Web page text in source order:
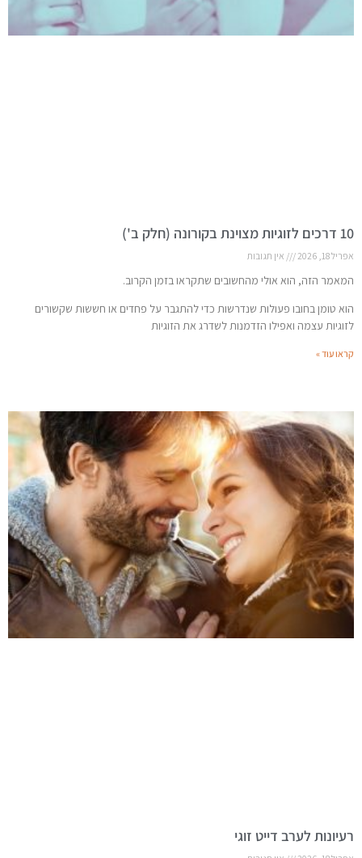
10 דרכים לזוגיות מצוינת בקורונה (חלק ב')
אפריל 18, 2026 אין תגובות
המאמר הזה, הוא אולי מהחשובים שתקראו בזמן הקרוב.
הוא טומן בחובו פעולות שנדרשות כדי להתגבר על פחדים או חששות שקשורים
לזוגיות עצמה ואפילו הזדמנות לשדרג את הזוגיות
קראו עוד »
רעיונות לערב דייט זוגי